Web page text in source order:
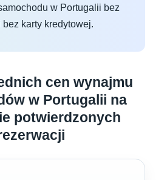
w Portugalii bez
bez karty kredytowej.
cen wynajmu
w Portugalii na
potwierdzonych